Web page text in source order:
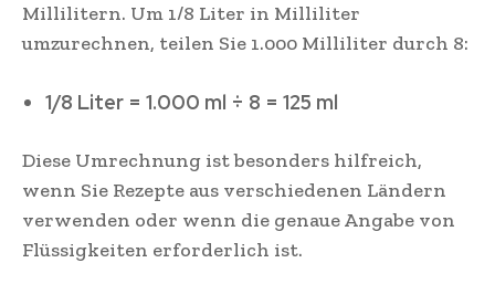
Millilitern. Um 1/8 Liter in Milliliter
umzurechnen, teilen Sie 1.000 Milliliter durch 8:
1/8 Liter = 1.000 ml ÷ 8 = 125 ml
Diese Umrechnung ist besonders hilfreich,
wenn Sie Rezepte aus verschiedenen Ländern
verwenden oder wenn die genaue Angabe von
Flüssigkeiten erforderlich ist.